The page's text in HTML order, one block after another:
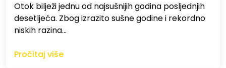
Otok bilježi jednu od najsušnijih godina posljednjih
desetljeća. Zbog izrazito sušne godine i rekordno
niskih razina…
Pročitaj više